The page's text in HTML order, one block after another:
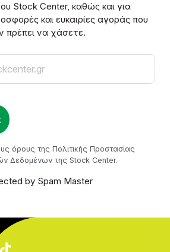
Stock Center, καθώς και για
και ευκαιρίες αγοράς που
πρέπει να χάσετε.
checkbox
όρους της Πολιτικής Προστασίας
Δεδομένων της Stock Center.
by Spam Master